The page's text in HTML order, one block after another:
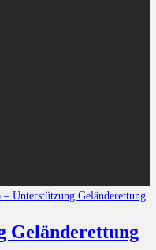
Geländerettung